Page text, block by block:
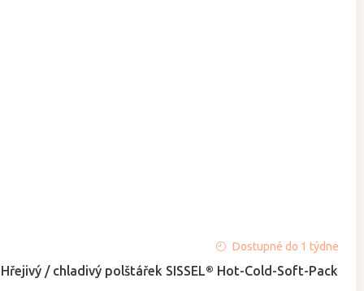
Hřejivý / chladivý polštářek SISSEL® Hot-Cold-Soft-Pack
hodnocení
produktu
Dostupné do 1 týdne